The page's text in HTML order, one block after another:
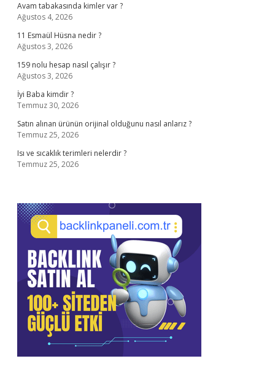
Avam tabakasında kimler var ?
Ağustos 4, 2026
11 Esmaül Hüsna nedir ?
Ağustos 3, 2026
159 nolu hesap nasıl çalışır ?
Ağustos 3, 2026
İyi Baba kimdir ?
Temmuz 30, 2026
Satın alınan ürünün orijinal olduğunu nasıl anlarız ?
Temmuz 25, 2026
Isı ve sıcaklık terimleri nelerdir ?
Temmuz 25, 2026